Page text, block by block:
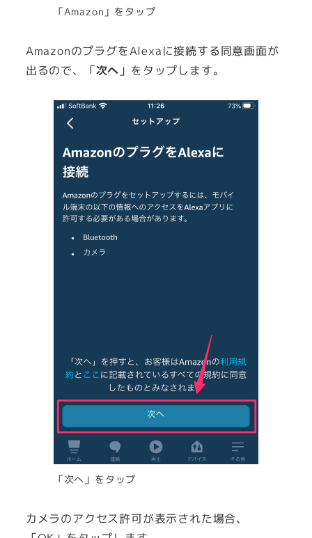
「Amazon」をタップ
AmazonのプラグをAlexaに接続する同意画面が
出るので、「次へ 」をタップします。
「次へ」をタップ
カメラのアクセス許可が表示された場合、